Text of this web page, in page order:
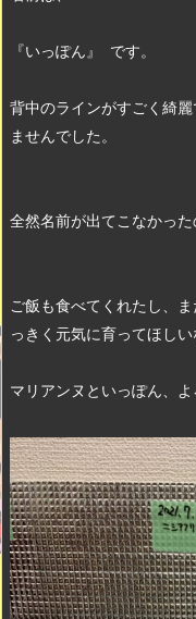
『いっぽん』 です。
背中のラインがすごく綺
ませんでした。
全然名前が出てこなかっ
ご飯も食べてくれたし、
っきく元気に育ってほしい
マリアンヌといっぽん、よ